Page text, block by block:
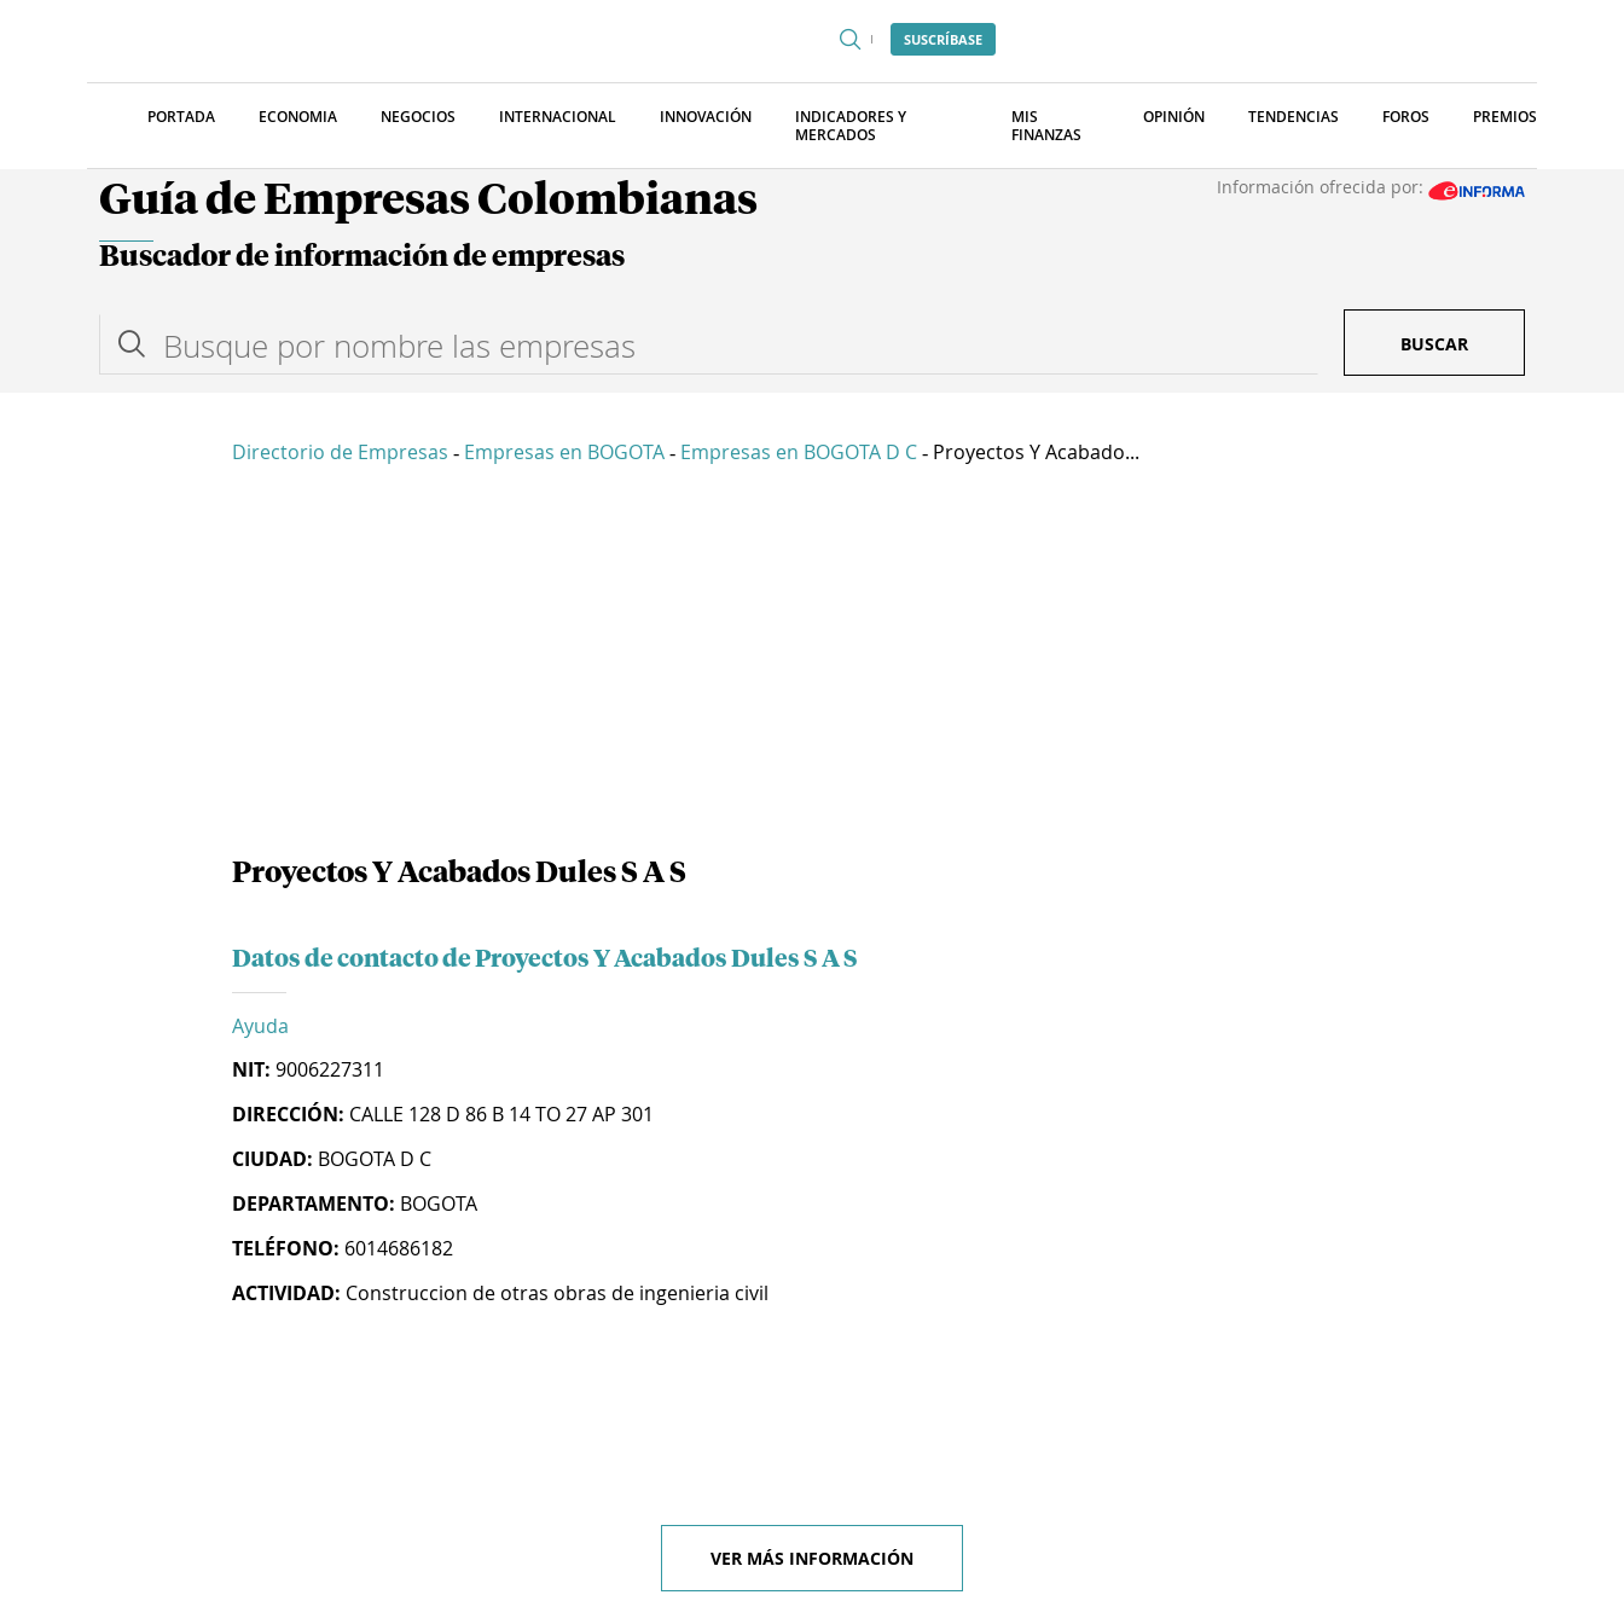
SUSCRÍBASE
PORTADA ECONOMIA NEGOCIOS INTERNACIONAL INNOVACIÓN
INDICADORES Y
MERCADOS
MIS
FINANZAS
OPINIÓN TENDENCIAS FOROS PREMIOS
Guía de Empresas Colombianas Información ofrecida por:
Buscador de información de empresas
BUSCAR
Directorio de Empresas - Empresas en BOGOTA - Empresas en BOGOTA D C - Proyectos Y Acabado...
Proyectos Y Acabados Dules S A S
Datos de contacto de Proyectos Y Acabados Dules S A S
Ayuda
NIT: 9006227311
DIRECCIÓN: CALLE 128 D 86 B 14 TO 27 AP 301
CIUDAD: BOGOTA D C
DEPARTAMENTO: BOGOTA
TELÉFONO: 6014686182
ACTIVIDAD: Construccion de otras obras de ingenieria civil
VER MÁS INFORMACIÓN